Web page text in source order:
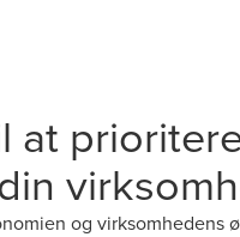
at
og virksomhedens